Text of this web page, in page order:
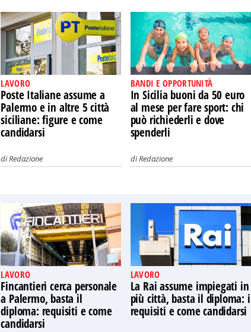
LAVORO
Poste Italiane assume a
Palermo e in altre 5 città
siciliane: figure e come
candidarsi
diRedazione
BANDI E OPPORTUNITÀ
In Sicilia buoni da 50 euro
al mese per fare sport: chi
può richiederli e dove
spenderli
diRedazione
LAVORO
Fincantieri cerca personale
a Palermo, basta il
diploma: requisiti e come
candidarsi
LAVORO
La Rai assume impiegati in
più città, basta il diploma: i
requisiti e come candidarsi